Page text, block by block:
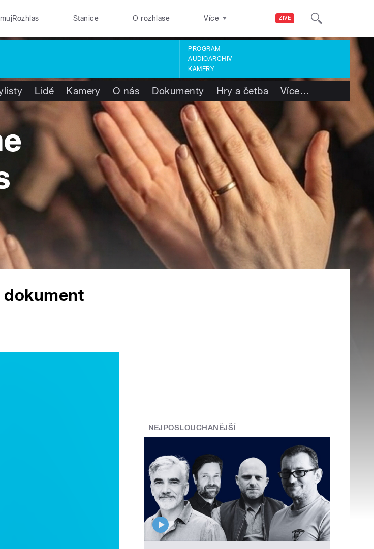
ŽIVĚ
mujRozhlas Stanice O rozhlase Více
PROGRAM
AUDIOARCHIV
KAMERY
Lidé Kamery O nás Dokumenty Hry a četba Více…
dokument
NEJPOSLOUCHANĚJŠÍ